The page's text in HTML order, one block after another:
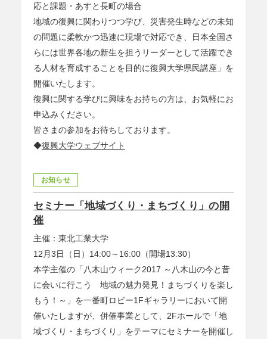
応と課題・あすと長町の場合
地域の復興に関わりつつ学び、災害発生時などの未知
の問題に柔軟かつ迅速に現場で対応でき、日本全国さ
らには世界各地の新生を担うリーダーとして活躍でき
る人材を育成することを目的に復興大学県民講座」を
開催いたします。
復興に関する学びに興味をお持ちの方は、お気軽にお
申込みください。
皆さまの参加をお待ちしております。
◆復興大学ウェブサイト
お知らせ
セミナー「地域づくり・まちづくり」の開
催
主催：東北工業大学
12月3日（日）14:00～16:00（開場13:30）
本学主催の「八木山ウィーク2017 ～八木山の今と昔
に会いに行こう 地域の魅力発見！まちづくりを楽し
もう！～」を一番町ロビー1Fギャラリーにおいて開
催いたしますが、併催事業として、2Fホールで「地
域づくり・まちづくり」をテーマにセミナーを開催し